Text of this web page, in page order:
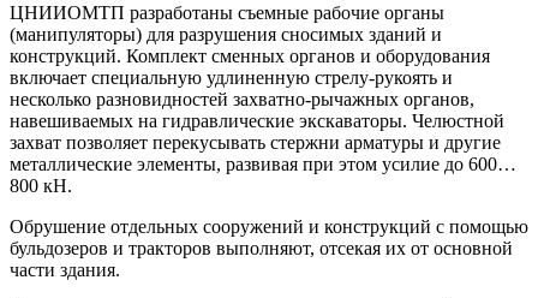
ЦНИИОМТП разработаны съемные рабочие органы
(манипуляторы) для разрушения сносимых зданий и
конструкций. Комплект сменных органов и оборудования
включает специальную удлиненную стрелу-рукоять и
несколько разновидностей захватно-рычажных органов,
навешиваемых на гидравлические экскаваторы. Челюстной
захват позволяет перекусывать стержни арматуры и другие
металлические элементы, развивая при этом усилие до 600…
800 кН.
Обрушение отдельных сооружений и конструкций с помощью
бульдозеров и тракторов выполняют, отсекая их от основной
части здания.